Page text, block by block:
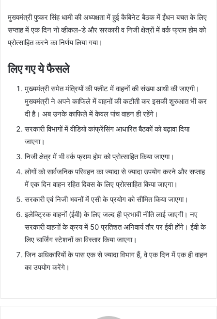
मुख्यमंत्री पुष्कर सिंह धामी की अध्यक्षता में हुई कैबिनेट बैठक में ईंधन बचत के लिए
सप्ताह में एक दिन नो व्हीकल-डे और सरकारी व निजी क्षेत्रों में वर्क फ्राम होम को
प्रोत्साहित करने का निर्णय लिया गया।
लिए गए ये फैसले
मुख्यमंत्री समेत मंत्रियों की फ्लीट में वाहनों की संख्या आधी की जाएगी।
मुख्यमंत्री ने अपने काफिले में वाहनों की कटौती कर इसकी शुरुआत भी कर
दी है। अब उनके काफिले में केवल पांच वाहन ही रहेंगे।
सरकारी विभागों में वीडियो कांफ्रेंसिंग आधारित बैठकों को बढ़ावा दिया
जाएगा।
निजी क्षेत्र में भी वर्क फ्राम होम को प्रोत्साहित किया जाएगा।
लोगों को सार्वजनिक परिवहन का ज्यादा से ज्यादा उपयोग करने और सप्ताह
में एक दिन वाहन रहित दिवस के लिए प्रोत्साहित किया जाएगा।
सरकारी एवं निजी भवनों में एसी के प्रयोग को सीमित किया जाएगा।
इलेक्ट्रिक वाहनों (ईवी) के लिए जल्द ही प्रभावी नीति लाई जाएगी। नए
सरकारी वाहनों के क्रय में 50 प्रतिशत अनिवार्य तौर पर ईवी होंगे। ईवी के
लिए चार्जिंग स्टेशनों का विस्तार किया जाएगा।
जिन अधिकारियों के पास एक से ज्यादा विभाग हैं, वे एक दिन में एक ही वाहन
का उपयोग करेंगे।